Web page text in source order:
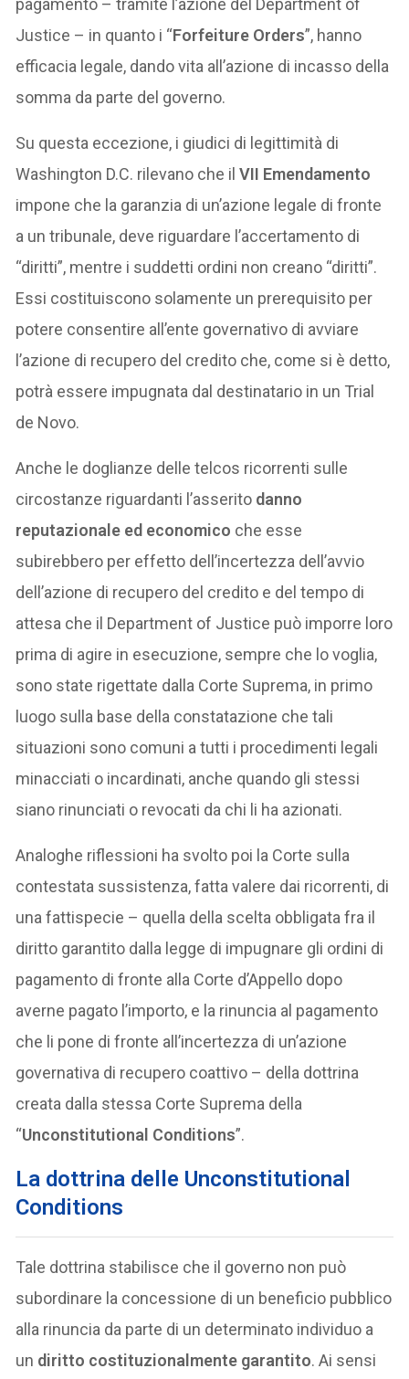
Justice – in quanto i “Forfeiture Orders”, hanno
efficacia legale, dando vita all’azione di incasso della
somma da parte del governo.
Su questa eccezione, i giudici di legittimità di
Washington D.C. rilevano che ilVII Emendamento
impone che la garanzia di un’azione legale di fronte
a un tribunale, deve riguardare l’accertamento di
“diritti”, mentre i suddetti ordini non creano “diritti”.
Essi costituiscono solamente un prerequisito per
potere consentire all’ente governativo di avviare
l’azione di recupero del credito che, come si è detto,
potrà essere impugnata dal destinatario in un Trial
de Novo.
Anche le doglianze delle telcos ricorrenti sulle
circostanze riguardanti l’asserito danno
reputazionale ed economico che esse
subirebbero per effetto dell’incertezza dell’avvio
dell’azione di recupero del credito e del tempo di
attesa che il Department of Justice può imporre loro
prima di agire in esecuzione, sempre che lo voglia,
sono state rigettate dalla Corte Suprema, in primo
luogo sulla base della constatazione che tali
situazioni sono comuni a tutti i procedimenti legali
minacciati o incardinati, anche quando gli stessi
siano rinunciati o revocati da chi li ha azionati.
Analoghe riflessioni ha svolto poi la Corte sulla
contestata sussistenza, fatta valere dai ricorrenti, di
una fattispecie – quella della scelta obbligata fra il
diritto garantito dalla legge di impugnare gli ordini di
pagamento di fronte alla Corte d’Appello dopo
averne pagato l’importo, e la rinuncia al pagamento
che li pone di fronte all’incertezza di un’azione
governativa di recupero coattivo – della dottrina
creata dalla stessa Corte Suprema della
“Unconstitutional Conditions”.
La dottrina delle Unconstitutional
Conditions
Tale dottrina stabilisce che il governo non può
subordinare la concessione di un beneficio pubblico
alla rinuncia da parte di un determinato individuo a
un diritto costituzionalmente garantito. Ai sensi